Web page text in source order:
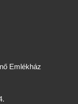
Emlékház